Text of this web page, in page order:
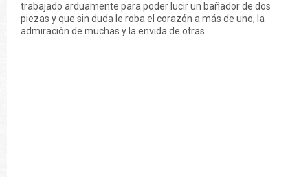
trabajado arduamente para poder lucir un bañador de dos
piezas y que sin duda le roba el corazón a más de uno, la
admiración de muchas y la envida de otras.